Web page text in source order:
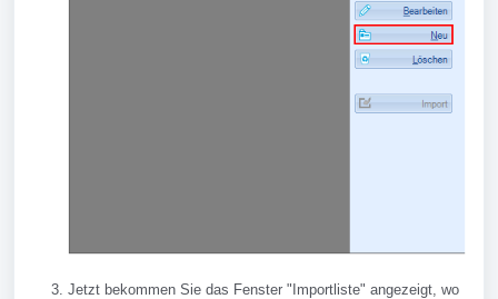
Jetzt bekommen Sie das Fenster "Importliste" angezeigt, wo